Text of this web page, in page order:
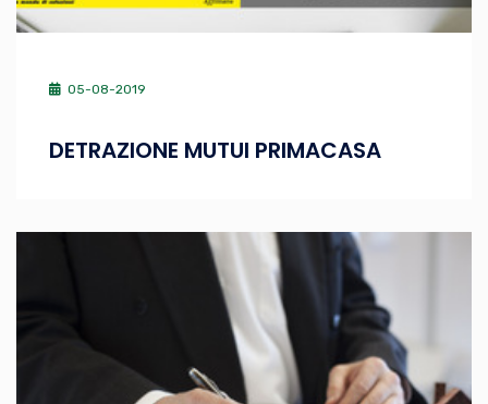
05-08-2019
DETRAZIONE MUTUI PRIMACASA